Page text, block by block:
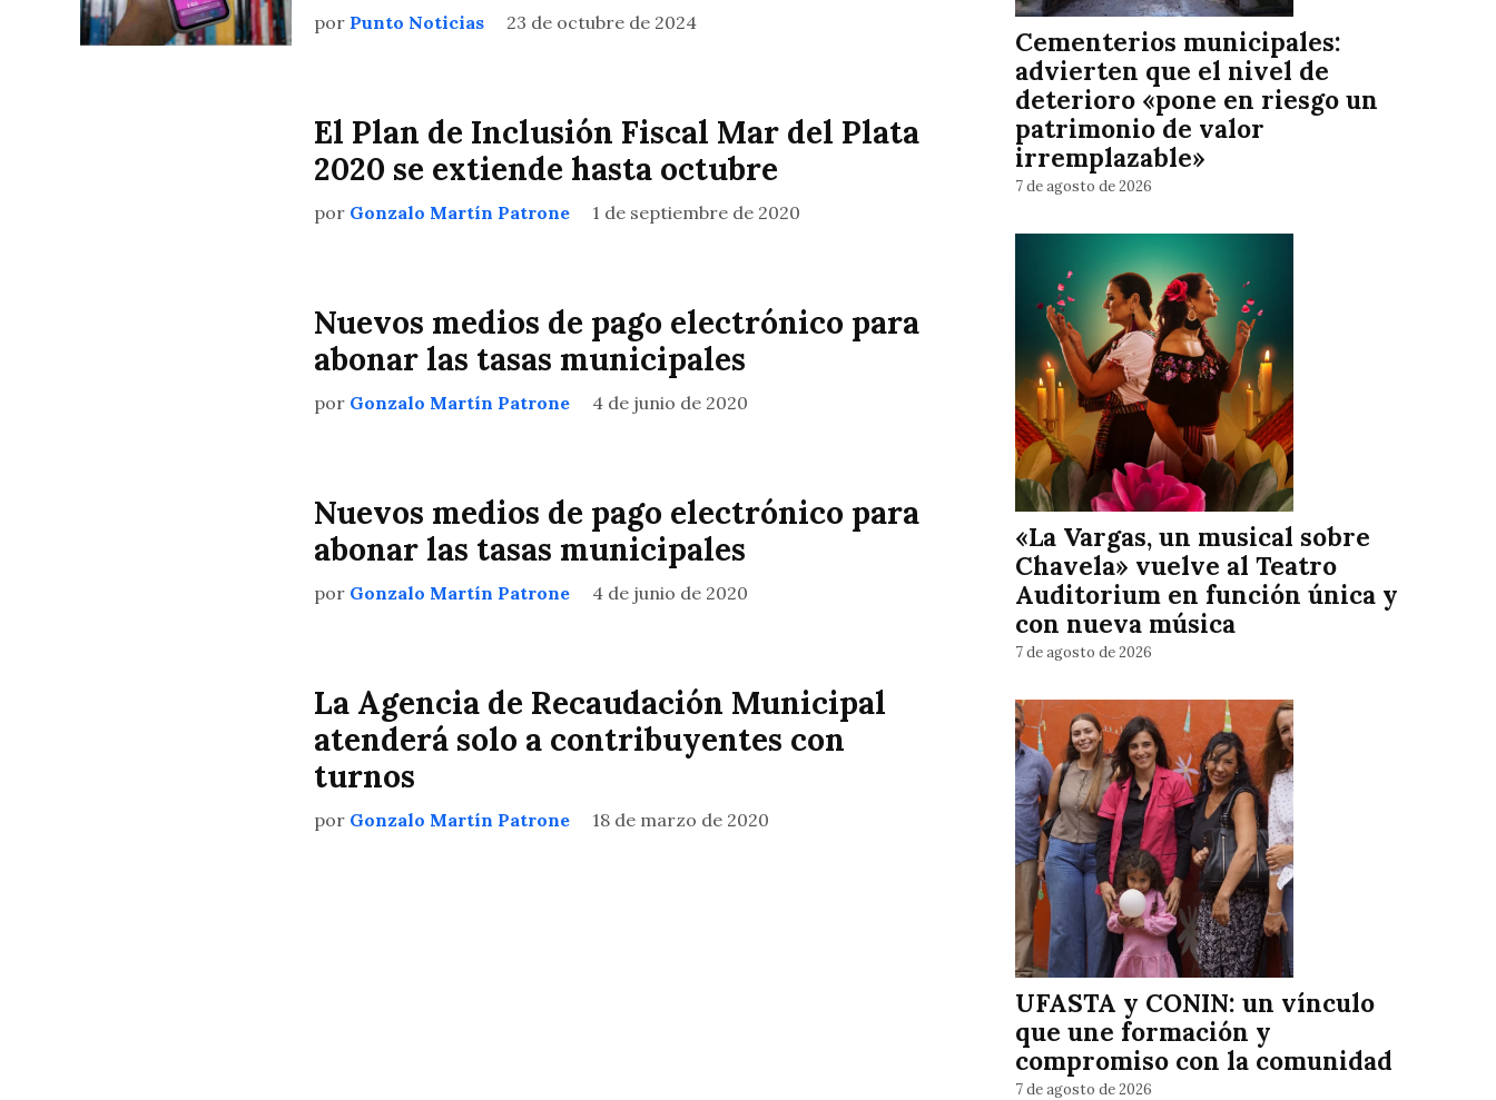
por Punto Noticias 23 de octubre de 2024
El Plan de Inclusión Fiscal Mar del Plata
2020 se extiende hasta octubre
por Gonzalo Martín Patrone 1 de septiembre de 2020
Nuevos medios de pago electrónico para
abonar las tasas municipales
por Gonzalo Martín Patrone 4 de junio de 2020
Nuevos medios de pago electrónico para
abonar las tasas municipales
por Gonzalo Martín Patrone 4 de junio de 2020
La Agencia de Recaudación Municipal
atenderá solo a contribuyentes con
turnos
por Gonzalo Martín Patrone 18 de marzo de 2020
Cementerios municipales:
advierten que el nivel de
deterioro «pone en riesgo un
patrimonio de valor
irremplazable»
7 de agosto de 2026
«La Vargas, un musical sobre
Chavela» vuelve al Teatro
Auditorium en función única y
con nueva música
7 de agosto de 2026
UFASTA y CONIN: un vínculo
que une formación y
compromiso con la comunidad
7 de agosto de 2026